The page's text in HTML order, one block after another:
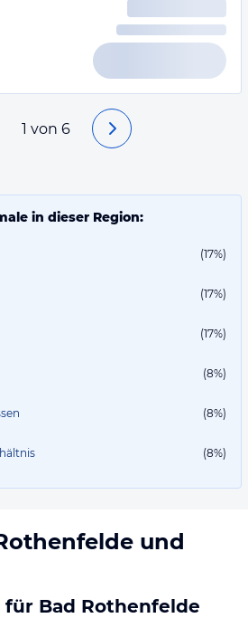
1 von 6
in dieser Region:
(17%)
(17%)
(17%)
(8%)
(8%)
(8%)
und
Bad Rothenfelde